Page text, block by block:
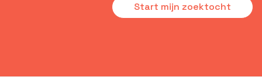
Start mijn zoektocht